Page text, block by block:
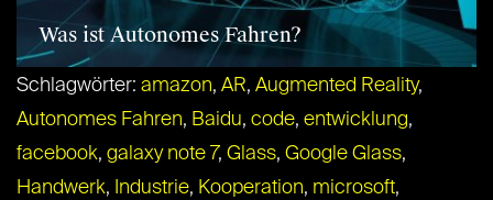
Was ist Autonomes Fahren?
Schlagwörter: amazon, AR, Augmented Reality,
Autonomes Fahren, Baidu, code, entwicklung,
facebook, galaxy note 7, Glass, Google Glass,
Handwerk, Industrie, Kooperation, microsoft,